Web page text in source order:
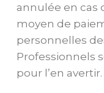
annulée en cas
moyen de
personnelles
Professionnels
pour l’en avertir.